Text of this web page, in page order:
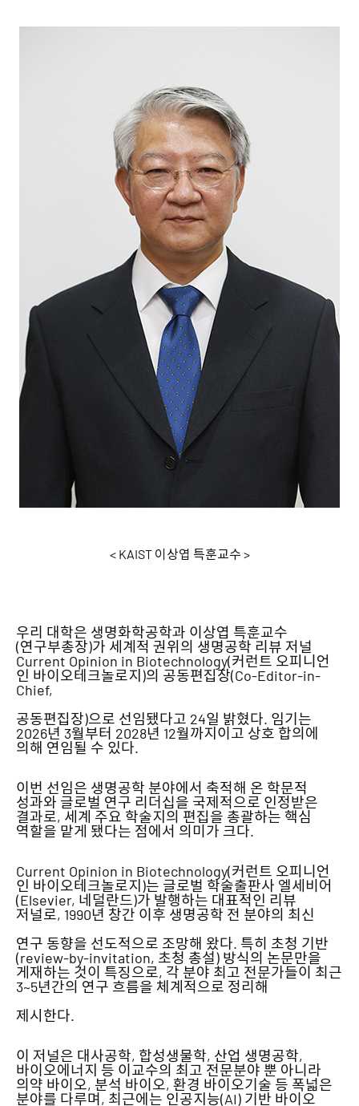
< KAIST 이상엽 특훈교수 >
우리 대학은 생명화학공학과 이상엽 특훈교수
(연구부총장)가 세계적 권위의 생명공학 리뷰 저널
Current Opinion in Biotechnology(커런트 오피니언
인 바이오테크놀로지)의 공동편집장(Co-Editor-in-
Chief,
공동편집장)으로 선임됐다고 24일 밝혔다. 임기는
2026년 3월부터 2028년 12월까지이고 상호 합의에
의해 연임될 수 있다.
이번 선임은 생명공학 분야에서 축적해 온 학문적
성과와 글로벌 연구 리더십을 국제적으로 인정받은
결과로, 세계 주요 학술지의 편집을 총괄하는 핵심
역할을 맡게 됐다는 점에서 의미가 크다.
Current Opinion in Biotechnology(커런트 오피니언
인 바이오테크놀로지)는 글로벌 학술출판사 엘세비어
(Elsevier, 네덜란드)가 발행하는 대표적인 리뷰
저널로, 1990년 창간 이후 생명공학 전 분야의 최신
연구 동향을 선도적으로 조망해 왔다. 특히 초청 기반
(review-by-invitation, 초청 총설) 방식의 논문만을
게재하는 것이 특징으로, 각 분야 최고 전문가들이 최근
3~5년간의 연구 흐름을 체계적으로 정리해
제시한다.
이 저널은 대사공학, 합성생물학, 산업 생명공학,
바이오에너지 등 이교수의 최고 전문분야 뿐 아니라
의약 바이오, 분석 바이오, 환경 바이오기술 등 폭넓은
분야를 다루며, 최근에는 인공지능(AI) 기반 바이오